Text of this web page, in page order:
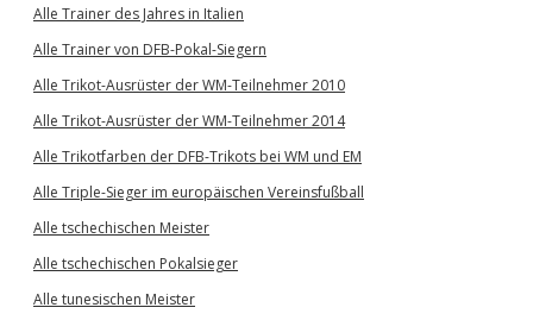
Alle Trainer des Jahres in Italien
Alle Trainer von DFB-Pokal-Siegern
Alle Trikot-Ausrüster der WM-Teilnehmer 2010
Alle Trikot-Ausrüster der WM-Teilnehmer 2014
Alle Trikotfarben der DFB-Trikots bei WM und EM
Alle Triple-Sieger im europäischen Vereinsfußball
Alle tschechischen Meister
Alle tschechischen Pokalsieger
Alle tunesischen Meister